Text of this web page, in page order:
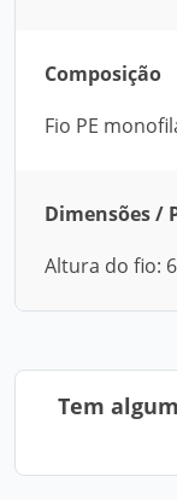
Composição
Fio PE
Dimensões /
Altura do fio:
Tem